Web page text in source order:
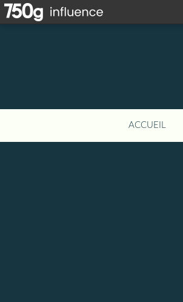
ACCUEIL